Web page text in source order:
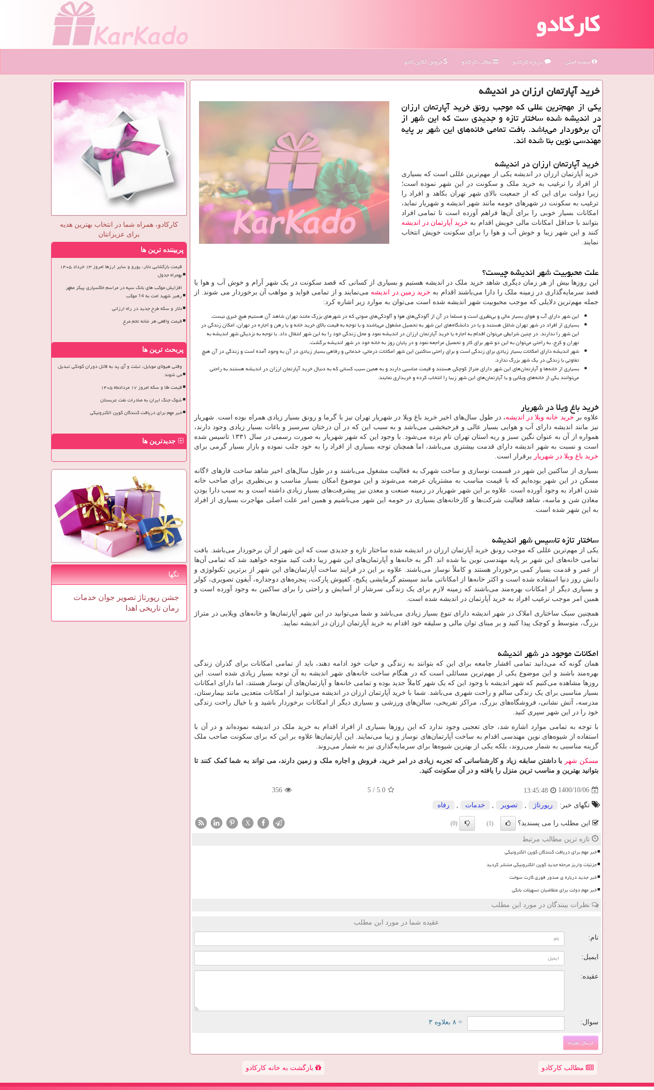
کارکادو
صفحه اصلی درباره كاركادو مطالب كاركادو فروش آنلاین کادو
خرید آپارتمان ارزان در اندیشه
یکی از مهم‌ترین عللی که موجب رونق خرید آپارتمان ارزان
در اندیشه شده ساختار تازه و جدیدی ست که این شهر از
آن برخوردار می‌باشد. بافت تمامی خانه‌های این شهر بر پایه
مهندسی نوین بنا شده اند.
خرید آپارتمان ارزان در اندیشه
خرید آپارتمان ارزان در اندیشه یکی از مهم‌ترین عللی است که بسیاری
از افراد را ترغیب به خرید ملک و سکونت در این شهر نموده است؛
زیرا دولت برای این که از جمعیت بالای شهر تهران بکاهد و افراد را
ترغیب به سکونت در شهرهای حومه مانند شهر اندیشه و شهریار نماید،
امکانات بسیار خوبی را برای آن‌ها فراهم آورده است تا تمامی افراد
بتوانند با حداقل امکانات مالی خویش اقدام به خرید آپارتمان در اندیشه
کنند و این شهر زیبا و خوش آب و هوا را برای سکونت خویش انتخاب
نمایند.
علت محبوبیت شهر اندیشه چیست؟
این روزها بیش از هر زمان دیگری شاهد خرید ملک در اندیشه هستیم و بسیاری از کسانی که قصد سکونت در یک شهر آرام و خوش آب و هوا یا
قصد سرمایه‌گذاری در زمینه ملک را دارا می‌باشند اقدام به خرید زمین در اندیشه می‌نمایند و از تمامی فواید و مواهب آن برخوردار می شوند. از
جمله مهم‌ترین دلایلی که موجب محبوبیت شهر اندیشه شده است می‌توان به موارد زیر اشاره کرد:
این شهر دارای آب و هوای بسیار عالی و بی‌نظیری است و مسلماً در آن از آلودگی‌های هوا و آلودگی‌های صوتی که در شهرهای بزرگ مانند تهران شاهد آن هستیم هیچ خبری نیست.
بسیاری از افراد در شهر تهران شاغل هستند و یا در دانشگاه‌های این شهر به تحصیل مشغول می‌باشند و با توجه به قیمت بالای خرید خانه و یا رهن و اجاره در تهران، امکان زندگی در
این شهر را ندارند. در چنین شرایطی می‌توان اقدام به اجاره یا خرید آپارتمان ارزان در اندیشه نمود و محل زندگی خود را به این شهر انتقال داد. با توجه به نزدیکی شهر اندیشه به
تهران و کرج، به راحتی می‌توان به این دو شهر برای کار و تحصیل مراجعه نمود و در پایان روز به خانه خود در شهر اندیشه برگشت.
شهر اندیشه دارای امکانات بسیار زیادی برای زندگی است و برای راحتی ساکنین این شهر امکانات درمانی، خدماتی و رفاهی بسیار زیادی در آن به وجود آمده است و زندگی در آن هیچ
تفاوتی با زندگی در یک شهر بزرگ ندارد.
بسیاری از خانه‌ها و آپارتمان‌های این شهر دارای متراژ کوچکی هستند و قیمت مناسبی دارند و به همین سبب کسانی که به دنبال خرید آپارتمان ارزان در اندیشه هستند به راحتی
می‌توانند یکی از خانه‌های ویلایی و یا آپارتمان‌های این شهر زیبا را انتخاب کرده و خریداری نمایند.
خرید باغ ویلا در شهریار
علاوه بر خرید خانه ویلا در اندیشه، در طول سال‌های اخیر خرید باغ ویلا در شهریار تهران نیز با گرما و رونق بسیار زیادی همراه بوده است. شهریار
نیز مانند اندیشه دارای آب و هوایی بسیار عالی و فرحبخشی می‌باشد و به سبب این که در آن درختان سرسبز و باغات بسیار زیادی وجود دارند،
همواره از آن به عنوان نگین سبز و ریه استان تهران نام برده می‌شود. با وجود این که شهر شهریار به صورت رسمی در سال ۱۳۳۱ تاسیس شده
است و نسبت به شهر اندیشه دارای قدمت بیشتری می‌باشد، اما همچنان توجه بسیاری از افراد را به خود جلب نموده و بازار بسیار گرمی برای
خرید باغ ویلا در شهریار برقرار است.
بسیاری از ساکنین این شهر در قسمت نوسازی و ساخت شهرک به فعالیت مشغول می‌باشند و در طول سال‌های اخیر شاهد ساخت فازهای ۶گانه
مسکن در این شهر بوده‌ایم که با قیمت مناسب به مشتریان عرضه می‌شوند و این موضوع امکان بسیار مناسب و بی‌نظیری برای صاحب خانه
شدن افراد به وجود آورده است. علاوه بر این شهر شهریار در زمینه صنعت و معدن نیز پیشرفت‌های بسیار زیادی داشته است و به سبب دارا بودن
معادن شن و ماسه، شاهد فعالیت شرکت‌ها و کارخانه‌های بسیاری در حومه این شهر می‌باشیم و همین امر علت اصلی مهاجرت بسیاری از افراد
به این شهر شده است.
ساختار تازه تاسیس شهر اندیشه
یکی از مهم‌ترین عللی که موجب رونق خرید آپارتمان ارزان در اندیشه شده ساختار تازه و جدیدی ست که این شهر از آن برخوردار می‌باشد. بافت
تمامی خانه‌های این شهر بر پایه مهندسی نوین بنا شده اند. اگر به خانه‌ها و آپارتمان‌های این شهر زیبا دقت کنید متوجه خواهید شد که تمامی آن‌ها
از عمر و قدمت بسیار کمی برخوردار هستند و کاملاً نوساز می‌باشند. علاوه بر این در فرایند ساخت آپارتمان‌های این شهر از برترین تکنولوژی و
دانش روز دنیا استفاده شده است و اکثر خانه‌ها از امکاناتی مانند سیستم گرمایشی پکیج، کفپوش پارکت، پنجره‌های دوجداره، آیفون تصویری، کولر
و بسیاری دیگر از امکانات بهره‌مند می‌باشند که زمینه لازم برای یک زندگی سرشار از آسایش و راحتی را برای ساکنین به وجود آورده است و
همین امر موجب ترغیب افراد به خرید آپارتمان در اندیشه شده است.
همچنین سبک ساختاری املاک در شهر اندیشه دارای تنوع بسیار زیادی می‌باشد و شما می‌توانید در این شهر آپارتمان‌ها و خانه‌های ویلایی در متراژ
بزرگ، متوسط و کوچک پیدا کنید و بر مبنای توان مالی و سلیقه خود اقدام به خرید آپارتمان ارزان در اندیشه نمایید.
امکانات موجود در شهر اندیشه
همان گونه که می‌دانید تمامی اقشار جامعه برای این که بتوانند به زندگی و حیات خود ادامه دهند، باید از تمامی امکانات برای گذران زندگی
بهره‌مند باشند و این موضوع یکی از مهم‌ترین مسائلی است که در هنگام ساخت خانه‌های شهر اندیشه به آن توجه بسیار زیادی شده است. این
روزها مشاهده می‌کنیم که شهر اندیشه با وجود این که یک شهر کاملاً جدید بوده و تمامی خانه‌ها و آپارتمان‌های آن نوساز هستند، اما دارای امکانات
بسیار مناسبی برای یک زندگی سالم و راحت شهری می‌باشد. شما با خرید آپارتمان ارزان در اندیشه می‌توانید از امکانات متعدیی مانند بیمارستان،
مدرسه، آتش نشانی، فروشگاه‌های بزرگ، مراکز تفریحی، سالن‌های ورزشی و بسیاری دیگر از امکانات برخوردار باشید و با خیال راحت زندگی
خود را در این شهر سپری کنید.
با توجه به تمامی موارد اشاره شد، جای تعجبی وجود ندارد که این روزها بسیاری از افراد اقدام به خرید ملک در اندیشه نموده‌اند و در آن با
استفاده از شیوه‌های نوین مهندسی اقدام به ساخت آپارتمان‌های نوساز و زیبا می‌نمایند. این آپارتمان‌ها علاوه بر این که برای سکونت صاحب ملک
گزینه مناسبی به شمار می‌روند، بلکه یکی از بهترین شیوه‌ها برای سرمایه‌گذاری نیز به شمار می‌روند.
مسکن شهر با داشتن سابقه زیاد و کارشناسانی که تجربه زیادی در امر خرید، فروش و اجاره ملک و زمین دارند، می تواند به شما کمک کنند تا
بتوانید بهترین و مناسب ترین منزل را یافته و در آن سکونت کنید.
1400/10/06
13:45:48
5.0
/
5
356
تگهای خبر: رپورتاژ تصویر خدمات رفاه
این مطلب را می پسندید؟ (1)
(0)
X
تازه ترین مطالب مرتبط
خبر مهم برای دریافت کنندگان کوپن الکترونیکی
جزئیات واریز مرحله جدید کوپن الکترونیکی منتشر گردید
خبر جدید درباره ی صدور فوری کارت سوخت
خبر مهم دولت برای متقاضیان تسهیلات بانکی
نظرات بینندگان در مورد این مطلب
عقیده شما در مورد این مطلب
نام:
ایمیل:
عقیده:
سوال: = ۸ بعلاوه ۳
کارکادو، همراه شما در انتخاب بهترین هدیه
برای عزیزانتان
پربیننده ترین ها
قیمت بازگشایی دلار، یورو و سایر ارزها امروز ۱۳ خرداد ۱۴۰۵
بهمراه جدول
افزایش موکب های بانک سپه در مراسم خاکسپاری پیکر مطهر
رهبر شهید امت به 14 موکب
دلار و سکه طرح جدید در راه ارزانی
قیمت واقعی هر شانه تخم مرغ
پربحث ترین ها
وقتی هیولای موبایل، تبلت و آی پد به قاتل دوران کودکی تبدیل
می شوند
قیمت طلا و سکه امروز ۱۷ مردادماه ۱۴۰۵
شوک جنگ ایران به صادرات نفت عربستان
خبر مهم برای دریافت کنندگان کوپن الکترونیکی
جدیدترین ها
تگها
جشن رپورتاژ تصویر جوان خدمات
رمان تاریخی اهدا
مطالب کارکادو بازگشت به خانه کارکادو